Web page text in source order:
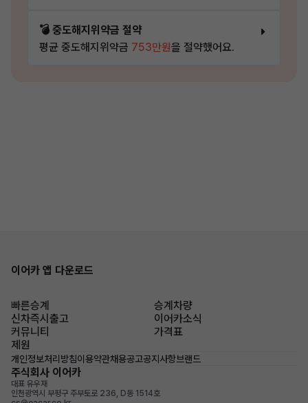
💣 중도해지위약금 절약
평균 중도해지위약금 753만원을 절약했어요.
이어카 앱 다운로드
빠른승계
승계차량
신차즉시출고
이어카소식
커뮤니티
가격표
제원
개인정보처리방침이용약관채용공고공지사항브랜드
주식회사 이어카
대표 유우재
인천광역시 부평구 주부토로 236, D동 1514호